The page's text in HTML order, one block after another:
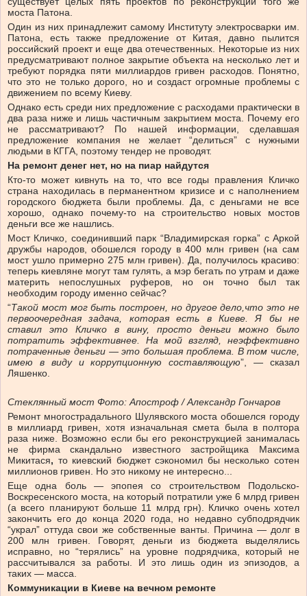
моста Патона.
Один из них принадлежит самому Институту электросварки им.
Патона, есть также предложение от Китая, давно пылится
российский проект и еще два отечественных. Некоторые из них
предусматривают полное закрытие объекта на несколько лет и
требуют порядка пяти миллиардов гривен расходов. Понятно,
что это не только дорого, но и создаст огромные проблемы с
движением по всему Киеву.
Однако есть среди них предложение с расходами практически в
два раза ниже и лишь частичным закрытием моста. Почему его
не рассматривают? По нашей информации, сделавшая
предложение компания не желает “делиться” с нужными
людьми в КГГА, поэтому тендер не проводят.
На ремонт денег нет, но на пиар найдутся
Кто-то может кивнуть на то, что все годы правления Кличко
страна находилась в перманентном кризисе и с наполнением
городского бюджета были проблемы. Да, с деньгами не все
хорошо, однако почему-то на строительство новых мостов
деньги все же нашлись.
Мост Кличко, соединивший парк “Владимирская горка” с Аркой
дружбы народов, обошелся городу в 400 млн гривен (на сам
мост ушло примерно 275 млн гривен). Да, получилось красиво:
теперь киевляне могут там гулять, а мэр бегать по утрам и даже
материть непослушных руферов, но он точно был так
необходим городу именно сейчас?
“Такой мост мог быть построен, но другое дело,что это не
первоочередная задача, которая есть в Киеве. Я бы не
ставил это Кличко в вину, просто деньги можно было
потратить эффективнее. На мой взгляд, неэффективно
потраченные деньги — это большая проблема. В том числе,
имею в виду и коррупционную составляющую”, — сказал
Ляшенко.
Стеклянный мост Фото: Апостроф / Александр Гончаров
Ремонт многострадального Шулявского моста обошелся городу
в миллиард гривен, хотя изначальная смета была в полтора
раза ниже. Возможно если бы его реконструкцией занималась
не фирма скандально известного застройщика Максима
Микитася, то киевский бюджет сэкономил бы несколько сотен
миллионов гривен. Но это никому не интересно...
Еще одна боль — эпопея со строительством Подольско-
Воскресенского моста, на который потратили уже 6 млрд гривен
(а всего планируют больше 11 млрд грн). Кличко очень хотел
закончить его до конца 2020 года, но недавно субподрядчик
“украл” оттуда свои же собственные ванты. Причина — долг в
200 млн гривен. Говорят, деньги из бюджета выделялись
исправно, но “терялись” на уровне подрядчика, который не
рассчитывался за работы. И это лишь один из эпизодов, а
таких — масса.
Коммуникации в Киеве на вечном ремонте